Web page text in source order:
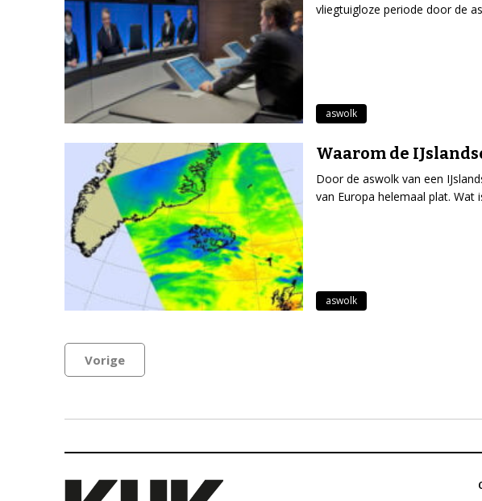
vliegtuigloze periode door de
aswolk
Waarom de
Door de aswolk van een
van Europa helemaal plat. Wat
aswolk
Vorige